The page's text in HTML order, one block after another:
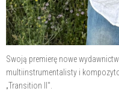
Swoją premierę nowe
multiinstrumentalisty i
„Transition II".